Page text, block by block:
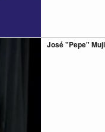
José "Pepe"